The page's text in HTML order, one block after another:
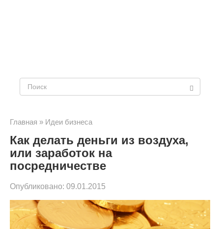
Главная » Идеи бизнеса
Как делать деньги из воздуха,
или заработок на
посредничестве
Опубликовано: 09.01.2015